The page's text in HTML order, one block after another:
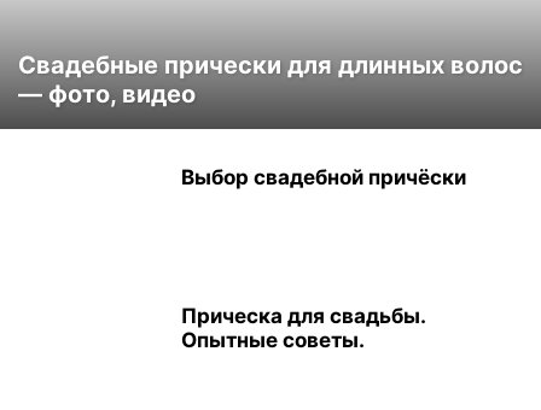
Свадебные прически для длинных волос
— фото, видео
Выбор свадебной причёски
Прическа для свадьбы.
Опытные советы.